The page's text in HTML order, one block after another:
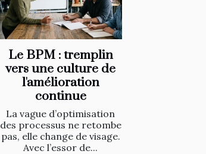
Le BPM : tremplin
vers une culture de
l'amélioration
continue
La vague d’optimisation
des processus ne retombe
pas, elle change de visage.
Avec l’essor de...